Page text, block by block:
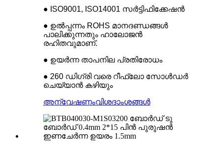
● ISO9001, ISO14001 സർട്ടിഫിക്കേഷൻ
● ഉൽപ്പന്നം ROHS മാനദണ്ഡങ്ങൾ
പാലിക്കുന്നതും ഹാലോജൻ
രഹിതവുമാണ്.
● ഉയർന്ന താപനില പ്രതിരോധം
● 260 ഡിഗ്രി വരെ റീഫ്ലോ സോൾഡർ
ചെയ്യാൻ കഴിയും
അന്വേഷണംവിശദാംശങ്ങൾ